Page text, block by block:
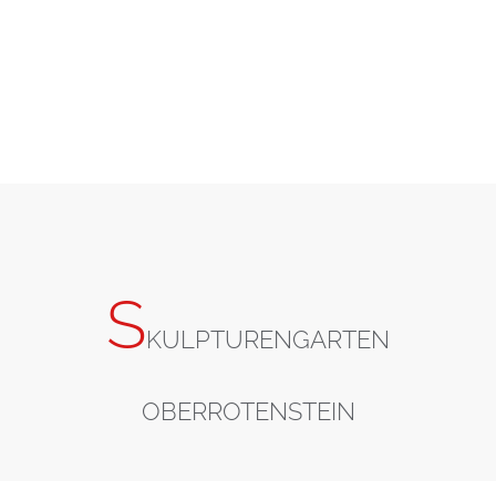
SKULPTURENGARTEN
OBERROTENSTEIN